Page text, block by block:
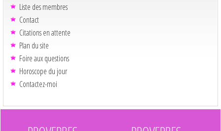
Liste des membres
Contact
Citations en attente
Plan du site
Foire aux questions
Horoscope du jour
Contactez-moi